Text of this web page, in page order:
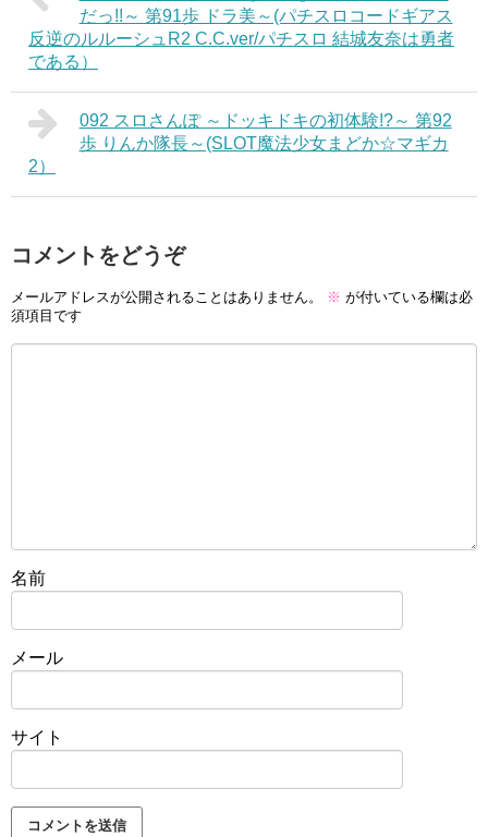
だっ!!～ 第91歩 ドラ美～(パチスロコードギアス
反逆のルルーシュR2 C.C.ver/パチスロ 結城友奈は勇者
である）
092 スロさんぽ ～ドッキドキの初体験!?～ 第92
歩 りんか隊長～(SLOT魔法少女まどか☆マギカ
2）
コメントをどうぞ
メールアドレスが公開されることはありません。 ※ が付いている欄は必
須項目です
名前
メール
サイト